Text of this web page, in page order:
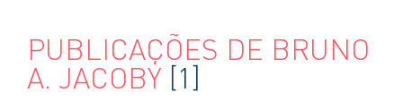
PUBLICAÇÕES DE BRUNO
A. JACOBY [1]